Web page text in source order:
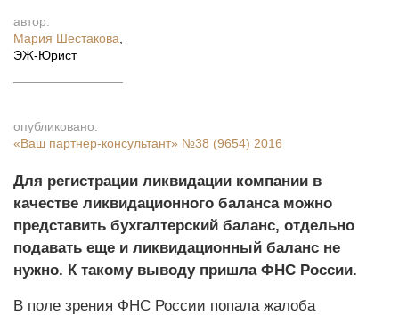
автор:
Мария Шестакова
ЭЖ-Юрист
опубликовано:
«Ваш партнер-консультант» №38 (9654) 2016
Для регистрации ликвидации компании в
качестве ликвидационного баланса можно
представить бухгалтерский баланс, отдельно
подавать еще и ликвидационный баланс не
нужно. К такому выводу пришла ФНС России.
В поле зрения ФНС России попала жалоба